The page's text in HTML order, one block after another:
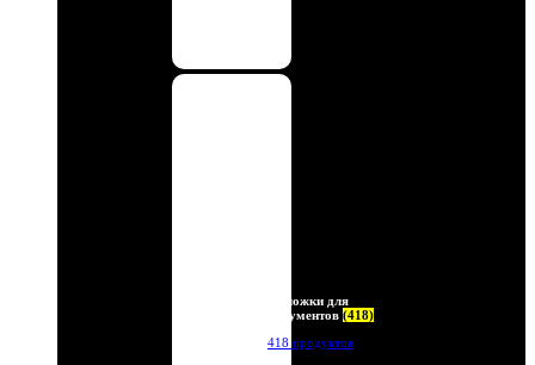
Обложки для
документов (418)
418 продуктов